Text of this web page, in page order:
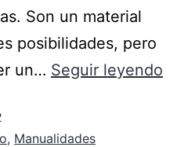
Son un material
posibilidades, pero
un… Seguir leyendo
, Manualidades